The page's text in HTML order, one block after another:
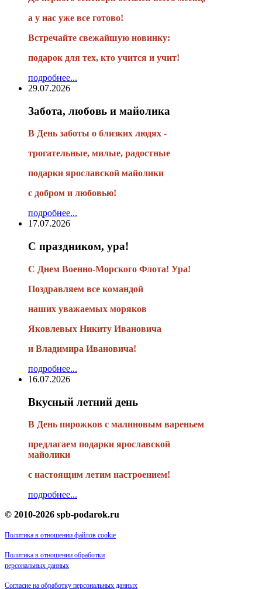
а у нас уже все готово!
Встречайте свежайшую новинку:
подарок для тех, кто учится и учит!
подробнее...
29.07.2026
Забота, любовь и майолика
В День заботы о близких людях -
трогательные, милые, радостные
подарки ярославской майолики
с добром и любовью!
подробнее...
17.07.2026
С праздником, ура!
С Днем Военно-Морского Флота! Ура!
Поздравляем все командой
наших уважаемых моряков
Яковлевых Никиту Ивановича
и Владимира Ивановича!
подробнее...
16.07.2026
Вкусный летний день
В День пирожков с малиновым вареньем
предлагаем подарки ярославской
майолики
с настоящим летим настроением!
подробнее...
© 2010-2026 spb-podarok.ru
Политика в отношении файлов cookie
Политика в отношении обработки
персональных данных
Согласие на обработку персональных данных